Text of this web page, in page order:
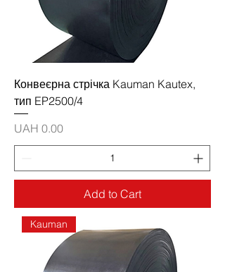
Конвеєрна стрічка Kauman Kautex,
тип EP2500/4
Price
UAH 0.00
Add to Cart
Kauman